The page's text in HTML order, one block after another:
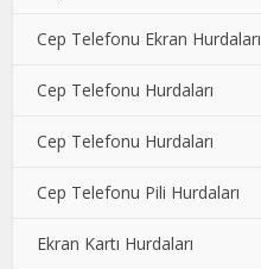
Cep Telefonu Ekran Hurdaları
Cep Telefonu Hurdaları
Cep Telefonu Hurdaları
Cep Telefonu Pili Hurdaları
Ekran Kartı Hurdaları